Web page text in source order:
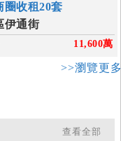
圈收租20套
伊通街
11,600萬
>>瀏覽更
查看全部